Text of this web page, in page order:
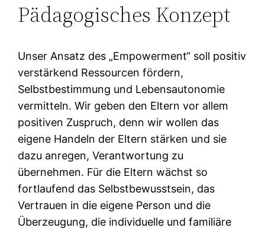
Pädagogisches Konzept
Unser Ansatz des „Empowerment“ soll positiv
verstärkend Ressourcen fördern,
Selbstbestimmung und Lebensautonomie
vermitteln. Wir geben den Eltern vor allem
positiven Zuspruch, denn wir wollen das
eigene Handeln der Eltern stärken und sie
dazu anregen, Verantwortung zu
übernehmen. Für die Eltern wächst so
fortlaufend das Selbstbewusstsein, das
Vertrauen in die eigene Person und die
Überzeugung, die individuelle und familiäre